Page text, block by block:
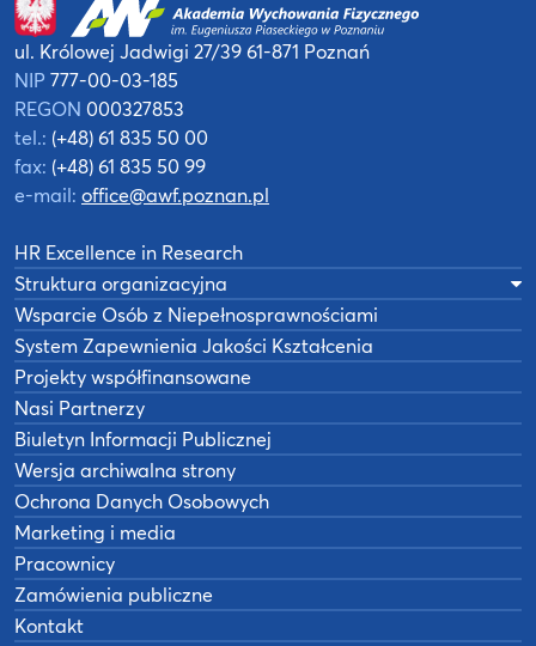
ul. Królowej Jadwigi 27/3961-871 Poznań
NIP 777-00-03-185
REGON 000327853
tel.: (+48) 61 835 50 00
fax: (+48) 61 835 50 99
e-mail: office@awf.poznan.pl
HR Excellence in Research
Struktura organizacyjna
Wsparcie Osób z Niepełnosprawnościami
System Zapewnienia Jakości Kształcenia
Projekty współfinansowane
Nasi Partnerzy
Biuletyn Informacji Publicznej
Wersja archiwalna strony
Ochrona Danych Osobowych
Marketing i media
Pracownicy
Zamówienia publiczne
Kontakt